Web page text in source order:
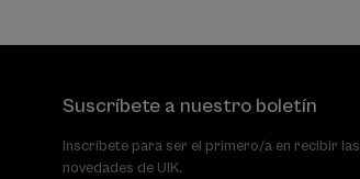
Suscríbete a nuestro boletín
Inscríbete para ser el primero/a en recibir las
novedades de UIK.